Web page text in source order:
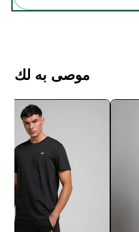
موصى به لك